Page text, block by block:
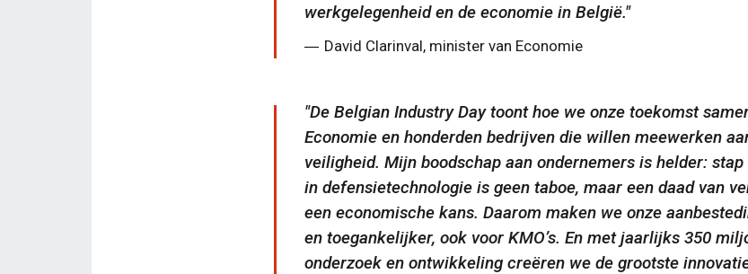
werkgelegenheid en de economie in België.
David Clarinval, minister van Economie
De Belgian Industry Day toont hoe we onze toekomst
Economie en honderden bedrijven die willen meewerken
veiligheid. Mijn boodschap aan ondernemers is helder:
in defensietechnologie is geen taboe, maar een daad van
een economische kans. Daarom maken we onze
en toegankelijker, ook voor KMO’s. En met jaarlijks 350
onderzoek en ontwikkeling creëren we de grootste